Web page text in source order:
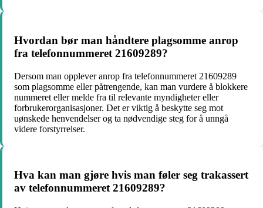
Hvordan bør man håndtere plagsomme anrop
fra telefonnummeret 21609289?
Dersom man opplever anrop fra telefonnummeret 21609289
som plagsomme eller påtrengende, kan man vurdere å blokkere
nummeret eller melde fra til relevante myndigheter eller
forbrukerorganisasjoner. Det er viktig å beskytte seg mot
uønskede henvendelser og ta nødvendige steg for å unngå
videre forstyrrelser.
Hva kan man gjøre hvis man føler seg trakassert
av telefonnummeret 21609289?